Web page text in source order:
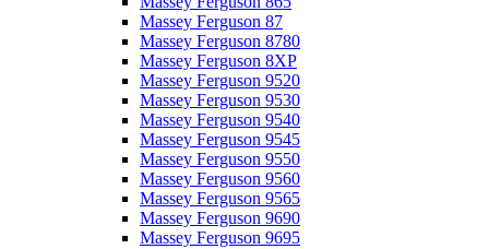
Massey Ferguson 87
Massey Ferguson 8780
Massey Ferguson 8XP
Massey Ferguson 9520
Massey Ferguson 9530
Massey Ferguson 9540
Massey Ferguson 9545
Massey Ferguson 9550
Massey Ferguson 9560
Massey Ferguson 9565
Massey Ferguson 9690
Massey Ferguson 9695